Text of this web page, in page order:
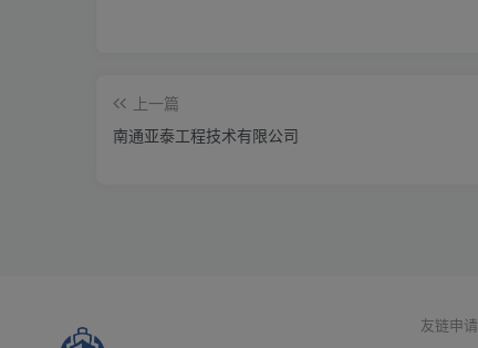
上一篇
南通亚泰工程技术有限公司
友链申请